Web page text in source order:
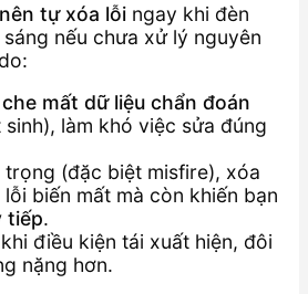
tự xóa lỗi ngay khi đèn
nếu chưa xử lý nguyên
che mất dữ liệu chẩn đoán
làm khó việc sửa đúng
trọng (đặc biệt misfire), xóa
biến mất mà còn khiến bạn
tiếp.
khi điều kiện tái xuất hiện, đôi
nặng hơn.